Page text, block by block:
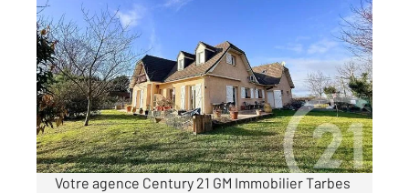
TARBES 65
140,15 m2, 5 pièces
Ref : 3710
Maison à vendre
299 000 €
Visiter le site dédié
Votre agence Century 21 GM Immobilier Tarbes